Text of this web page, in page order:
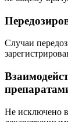
Случаи
Не исключено